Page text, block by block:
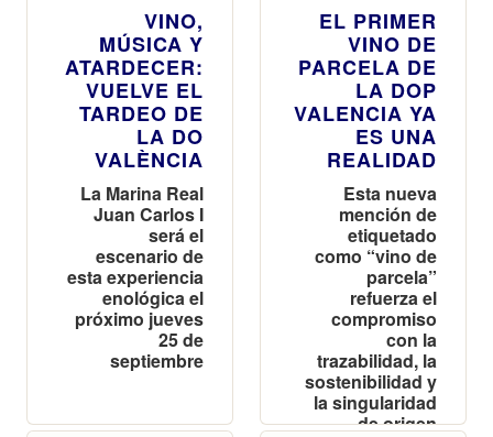
VINO,
MÚSICA Y
ATARDECER:
VUELVE EL
TARDEO DE
LA DO
VALÈNCIA
La Marina Real
Juan Carlos I
será el
escenario de
esta experiencia
enológica el
próximo jueves
25 de
septiembre
EL PRIMER
VINO DE
PARCELA DE
LA DOP
VALENCIA YA
ES UNA
REALIDAD
Esta nueva
mención de
etiquetado
como “vino de
parcela”
refuerza el
compromiso
con la
trazabilidad, la
sostenibilidad y
la singularidad
de origen